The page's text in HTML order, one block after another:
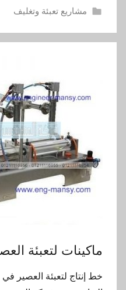
مشاريع تعبئة وتغليف
ماكينات لتعبئة
خط إنتاج لتعبئة العصير